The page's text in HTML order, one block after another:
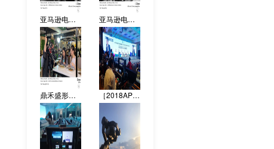
亚马逊电商视频 拍摄花絮02 亚马逊电商视频 拍摄花絮01
鼎禾盛形象宣传片 拍摄花絮 ［2018APEC中小企业工商论坛］拍摄花絮